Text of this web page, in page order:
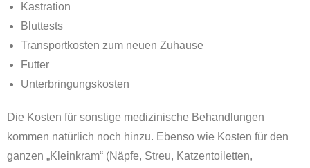
Kastration
Bluttests
Transportkosten zum neuen Zuhause
Futter
Unterbringungskosten
Die Kosten für sonstige medizinische Behandlungen
kommen natürlich noch hinzu. Ebenso wie Kosten für den
ganzen „Kleinkram“ (Näpfe, Streu, Katzentoiletten,